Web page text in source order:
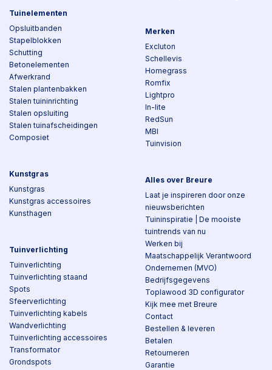
Tuinelementen
Opsluitbanden
Stapelblokken
Schutting
Betonelementen
Afwerkrand
Stalen plantenbakken
Stalen tuininrichting
Stalen opsluiting
Stalen tuinafscheidingen
Composiet
Kunstgras
Kunstgras
Kunstgras accessoires
Kunsthagen
Tuinverlichting
Tuinverlichting
Tuinverlichting staand
Spots
Sfeerverlichting
Tuinverlichting kabels
Wandverlichting
Tuinverlichting accessoires
Transformator
Grondspots
Merken
Excluton
Schellevis
Homegrass
Romfix
Lightpro
In-lite
RedSun
MBI
Tuinvision
Alles over Breure
Laat je inspireren door onze
nieuwsberichten
Tuininspiratie | De mooiste
tuintrends van nu
Werken bij
Maatschappelijk Verantwoord
Ondernemen (MVO)
Bedrijfsgegevens
Toplawood 3D configurator
Kijk mee met Breure
Contact
Bestellen & leveren
Betalen
Retourneren
Garantie